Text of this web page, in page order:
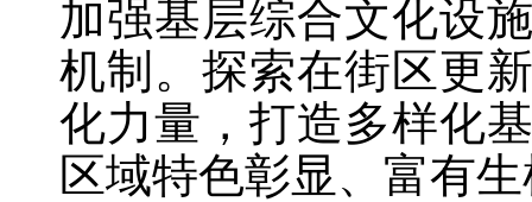
加强基层综合文化设
机制。探索在街区更
化力量，打造多样化
区域特色彰显、富有